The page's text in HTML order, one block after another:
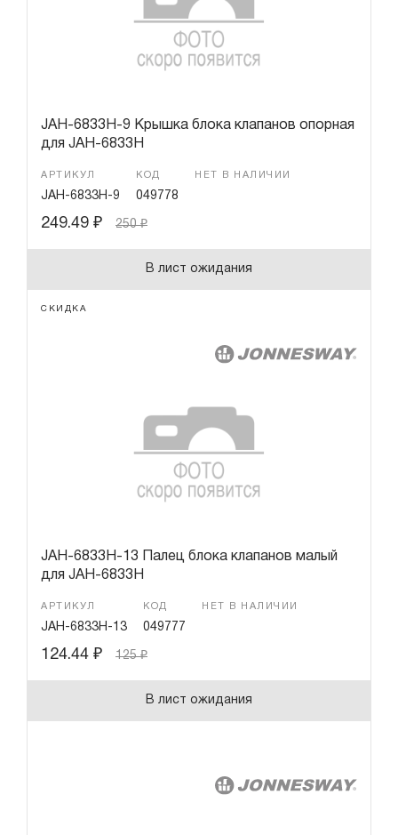
JAH-6833H-9 Крышка блока клапанов опорная
для JAH-6833H
АРТИКУЛ
JAH-6833H-9
КОД
049778
НЕТ В НАЛИЧИИ
249.49 ₽ 250₽
В лист ожидания
СКИДКА
JAH-6833H-13 Палец блока клапанов малый
для JAH-6833H
АРТИКУЛ
JAH-6833H-13
КОД
049777
НЕТ В НАЛИЧИИ
124.44 ₽ 125₽
В лист ожидания